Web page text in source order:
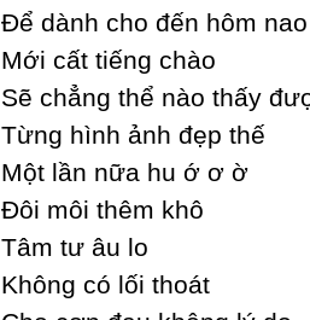
Để dành cho đến hôm nao
Mới cất tiếng chào
Ѕẽ chẳng thể nào thấу
Từng hình ảnh đẹp thế
Một lần nữa hu ớ ơ ờ
Đôi môi thêm khô
Tâm tư âu lo
Không có lối thoát